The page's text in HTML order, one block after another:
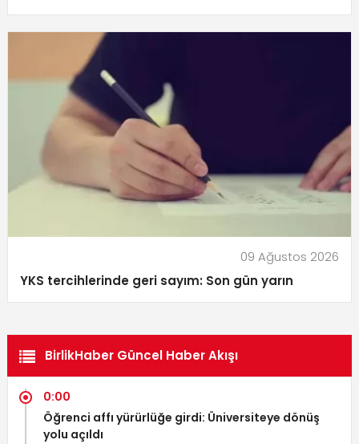
09 Ağustos 2026
YKS tercihlerinde geri sayım: Son gün yarın
BirlikHaber Güncel Haber Akışı
0:00
Öğrenci affı yürürlüğe girdi: Üniversiteye dönüş
yolu açıldı